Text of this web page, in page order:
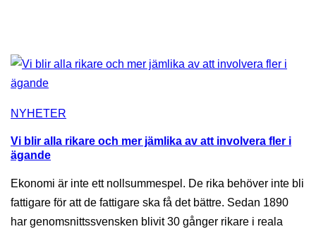
NYHETER
Vi blir alla rikare och mer jämlika av att involvera fler i
ägande
Ekonomi är inte ett nollsummespel. De rika behöver inte bli
fattigare för att de fattigare ska få det bättre. Sedan 1890
har genomsnittssvensken blivit 30 gånger rikare i reala